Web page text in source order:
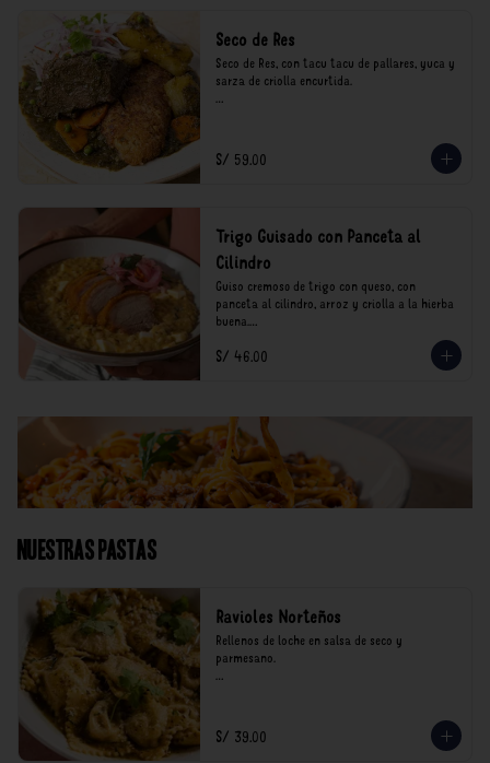
Seco de Res
Seco de Res, con tacu tacu de pallares, yuca y
sarza de criolla encurtida.
consumo.
S/ 59.00
Trigo Guisado con Panceta al
Cilindro
Guiso cremoso de trigo con queso, con
panceta al cilindro, arroz y criolla a la hierba
buena.
*Nuestros precios están expresados en soles e
S/ 46.00
Nuestras Pastas
Ravioles Norteños
Rellenos de loche en salsa de seco y
parmesano.
consumo.
S/ 39.00